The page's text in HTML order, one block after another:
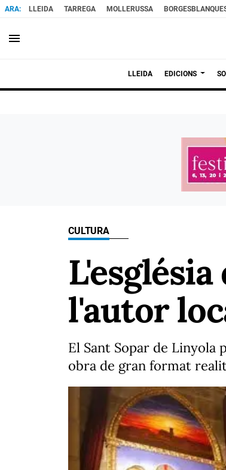
LLEIDA TARREGA MOLLERUSSA
menu
LLEIDA EDICIONS
CULTURA
l'autor
El Sant Sopar de Linyola
obra de gran format